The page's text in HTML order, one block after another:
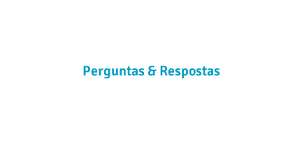
Perguntas & Respostas